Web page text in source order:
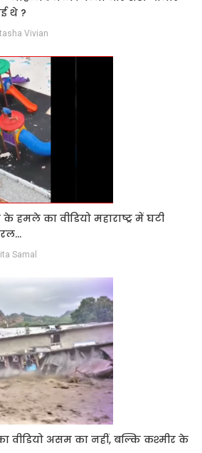
थे ?
Vivian
के हमले का वीडियो महाराष्ट्र में घटी
Samal
वीडियो असम का नहीं, बल्कि कश्मीर के